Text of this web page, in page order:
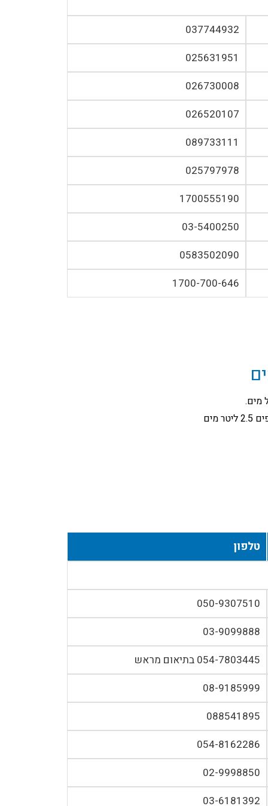
037744932
025631951
026730008
026520107
089733111
025797978
1700555190
03-5400250
0583502090
1700-700-646
טלפון
050-9307510
03-9099888
054-7803445 בתיאום מראש
08-9185999
088541895
054-8162286
02-9998850
03-6181392